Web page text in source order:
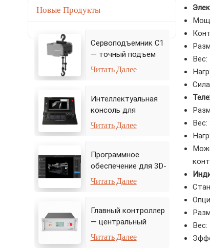
Новые Продукты
Сервоподъемник C1
— точный подъем
для динамичных
Читать Далее
Интеллектуальная
консоль для
автоматизации
Читать Далее
Программное
обеспечение для 3D-
моделирования
виртуальной сценой
Читать Далее
Главный контроллер
— центральный
процессор
Читать Далее
Вес:
Вес:
Вес: